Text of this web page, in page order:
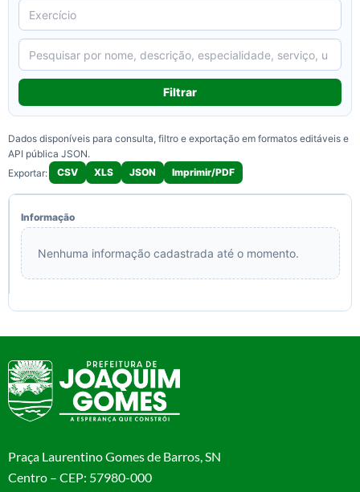
Filtrar
Dados disponíveis para consulta, filtro e exportação em formatos editáveis e
API pública JSON.
Exportar:
CSV XLS JSON Imprimir/PDF
Nenhuma informação cadastrada até o momento.
Praça Laurentino Gomes de Barros, SN
Centro – CEP: 57980-000